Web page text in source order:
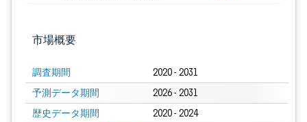
市場概要
調査期間 2020 - 2031
予測データ期間 2026 - 2031
歴史データ期間 2020 - 2024